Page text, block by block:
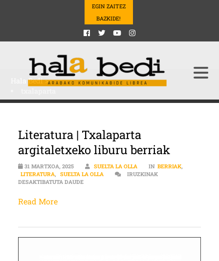
EGIN ZAITEZ
BAZKIDE!
Hala Bedi>
Literatura | Txalaparta
argitaletxeko liburu berriak
31 MARTXOA, 2025 SUELTA LA OLLA IN BERRIAK,
LITERATURA, SUELTA LA OLLA
IRUZKINAK
DESAKTIBATUTA DAUDELITERATURA | TXALAPARTA ARGITALETXEKO
Read More